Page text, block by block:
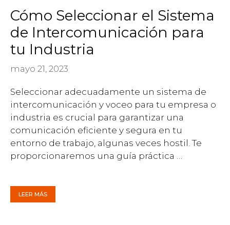
Cómo Seleccionar el Sistema
de Intercomunicación para
tu Industria
mayo 21, 2023
Seleccionar adecuadamente un sistema de
intercomunicación y voceo para tu empresa o
industria es crucial para garantizar una
comunicación eficiente y segura en tu
entorno de trabajo, algunas veces hostil. Te
proporcionaremos una guía práctica …
LEER MÁS